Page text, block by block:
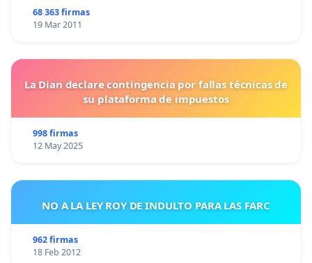
68 363 firmas
19 Mar 2011
La Dian declare contingencia por fallas técnicas de
su plataforma de impuestos
998 firmas
12 May 2025
NO A LA LEY ROY DE INDULTO PARA LAS FARC
962 firmas
18 Feb 2012